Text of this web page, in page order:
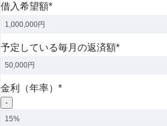
借入希望額*
予定している毎月の返済額*
金利（年率） *
-